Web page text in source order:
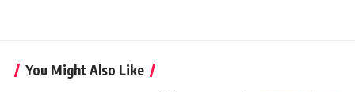
You Might Also Like